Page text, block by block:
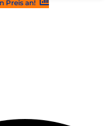
Preis an!